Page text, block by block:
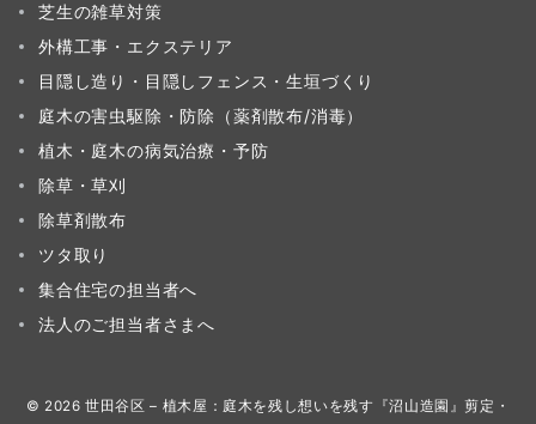
芝生の雑草対策
外構工事・エクステリア
目隠し造り・目隠しフェンス・生垣づくり
庭木の害虫駆除・防除（薬剤散布/消毒）
植木・庭木の病気治療・予防
除草・草刈
除草剤散布
ツタ取り
集合住宅の担当者へ
法人のご担当者さまへ
© 2026世田谷区 – 植木屋：庭木を残し想いを残す『沼山造園』剪定・